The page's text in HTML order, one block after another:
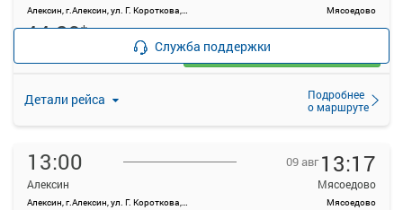
Алексин, г.Алексин, ул. Г. Короткова, д.4 Мясоедово
Детали рейса
Подробнее
о маршруте
44.29*
Выбрать
13:00
Алексин
Алексин, г.Алексин, ул. Г. Короткова, д.4
09 авг 13:17
Мясоедово
Мясоедово
Служба поддержки